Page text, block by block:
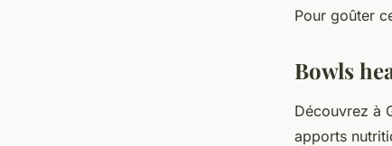
Pour goûter
Bowls
Découvrez à
apports